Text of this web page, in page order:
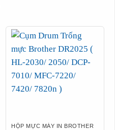
HỘP MỰC MÁY IN BROTHER